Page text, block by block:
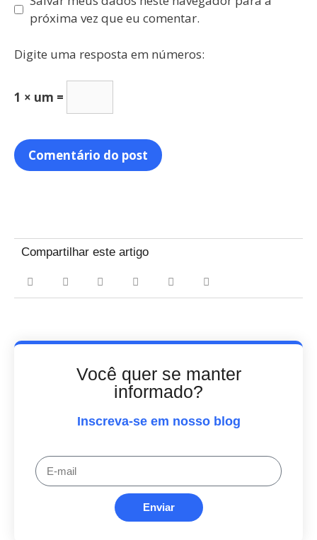
próxima vez que eu comentar.
Digite uma resposta em números:
1 × um =
Compartilhar este artigo
Você quer se manter
informado?
Inscreva-se em nosso blog
Enviar